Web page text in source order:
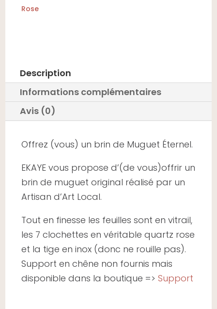
Rose
Rose
Description
Informations complémentaires
Avis (0)
Offrez (vous) un brin de Muguet Éternel.
EKAYE vous propose d’(de vous)offrir un
brin de muguet original réalisé par un
Artisan d’Art Local.
Tout en finesse les feuilles sont en vitrail,
les 7 clochettes en véritable quartz rose
et la tige en inox (donc ne rouille pas).
Support en chêne non fournis mais
disponible dans la boutique =>Support